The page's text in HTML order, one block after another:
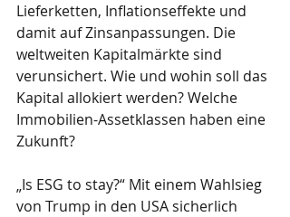
Lieferketten, Inflationseffekte und
damit auf Zinsanpassungen. Die
weltweiten Kapitalmärkte sind
verunsichert. Wie und wohin soll das
Kapital allokiert werden? Welche
Immobilien-Assetklassen haben eine
Zukunft?
„Is ESG to stay?“ Mit einem Wahlsieg
von Trump in den USA sicherlich